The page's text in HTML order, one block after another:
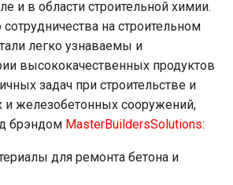
и в области строительной химии.
сотрудничества на строительном
легко узнаваемы и
высококачественных продуктов
задач при строительстве и
и железобетонных сооружений,
брэндом MasterBuildersSolutions:
для ремонта бетона и